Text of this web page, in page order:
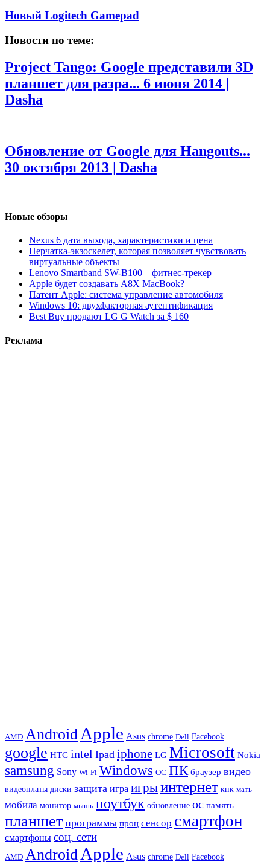
Новый Logitech Gamepad
Новости по теме:
Project Tango: Google представили 3D
планшет для разра... 6 июня 2014 |
Dasha
Обновление от Google для Hangouts...
30 октября 2013 | Dasha
Новые обзоры
Nexus 6 дата выхода, характеристики и цена
Перчатка-экзоскелет, которая позволяет чувствовать
виртуальные объекты
Lenovo Smartband SW-B100 – фитнес-трекер
Apple будет создавать A8X MacBook?
Патент Apple: система управление автомобиля
Windows 10: двухфакторная аутентификация
Best Buy продают LG G Watch за $ 160
Реклама
AMD Android Apple Asus chrome Dell Facebook
google HTC intel Ipad iphone LG Microsoft Nokia
samsung Sony Wi-Fi Windows ОС ПК браузер видео
видеоплаты диски защита игра игрыинтернет кпк мать
мобила монитор мышь ноутбук обновление ос память
планшет программы проц сенсор смартфон
смартфоны соц. сети
AMD Android Apple Asus chrome Dell Facebook